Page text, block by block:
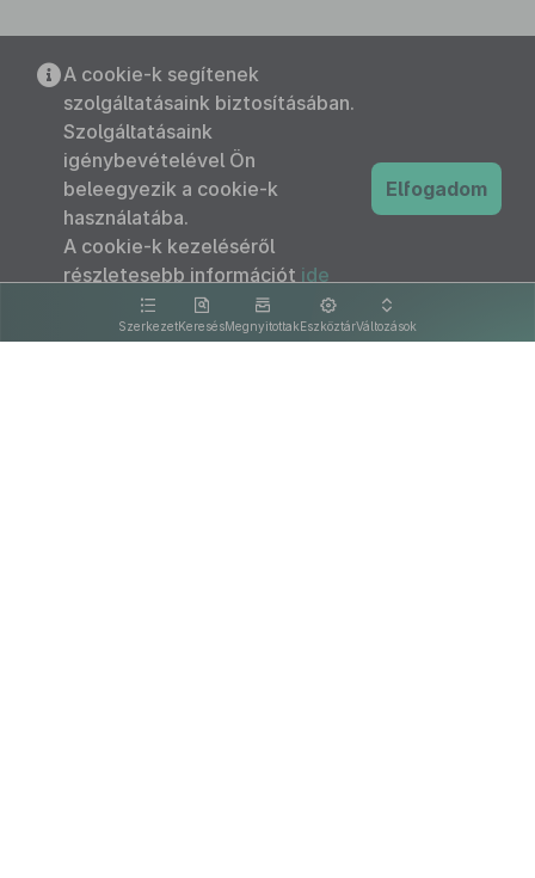
SzerkezetKeresésMegnyitottakEszköztárVáltozások
A cookie-k segítenek
szolgáltatásaink biztosításában.
Szolgáltatásaink
igénybevételével Ön
beleegyezik a cookie-k
használatába.
A cookie-k kezeléséről
részletesebb információt ide
kattintva olvashat.
Elfogadom